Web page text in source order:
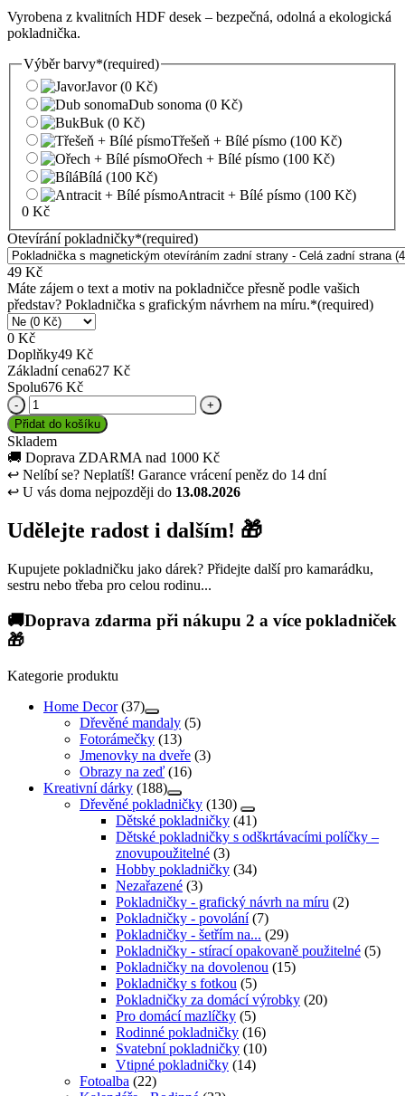
Vyrobena z kvalitních HDF desek – bezpečná, odolná a ekologická
pokladnička.
Výběr barvy*(required)
Javor(0 Kč)
Dub sonoma (0 Kč)
Buk (0 Kč)
Třešeň + Bílé písmo (100 Kč)
Ořech + Bílé písmo (100 Kč)
Bílá (100 Kč)
Antracit + Bílé písmo (100 Kč)
0 Kč
Otevírání pokladničky*(required)
49 Kč
Máte zájem o text a motiv na pokladničce přesně podle vašich
představ? Pokladnička s grafickým návrhem na míru.*(required)
0 Kč
Doplňky49 Kč
Základní cena627 Kč
Spolu676 Kč
Pokladnička
-
Ideas
množství
Přidat do košíku
Skladem
🚚 Doprava ZDARMA nad 1000 Kč
↩ Nelíbí se? Neplatíš! Garance vrácení peněz do 14 dní
↩ U vás doma nejpozději do 13.08.2026
Udělejte radost i dalším! 🎁
Kupujete pokladničku jako dárek? Přidejte další pro kamarádku,
sestru nebo třeba pro celou rodinu...
🚚Doprava zdarma při nákupu 2 a více pokladniček
🎁
Kategorie produktu
Home Decor (37)
Dřevěné mandaly (5)
Fotorámečky (13)
Jmenovky na dveře (3)
Obrazy na zeď (16)
Kreativní dárky (188)
Dřevěné pokladničky (130)
Dětské pokladničky (41)
Dětské pokladničky s odškrtávacími políčky –
znovupoužitelné (3)
Hobby pokladničky (34)
Nezařazené (3)
Pokladničky - grafický návrh na míru (2)
Pokladničky - povolání (7)
Pokladničky - šetřím na... (29)
Pokladničky - stírací opakovaně použitelné (5)
Pokladničky na dovolenou (15)
Pokladničky s fotkou (5)
Pokladničky za domácí výrobky (20)
Pro domácí mazlíčky (5)
Rodinné pokladničky (16)
Svatební pokladničky (10)
Vtipné pokladničky (14)
Fotoalba (22)